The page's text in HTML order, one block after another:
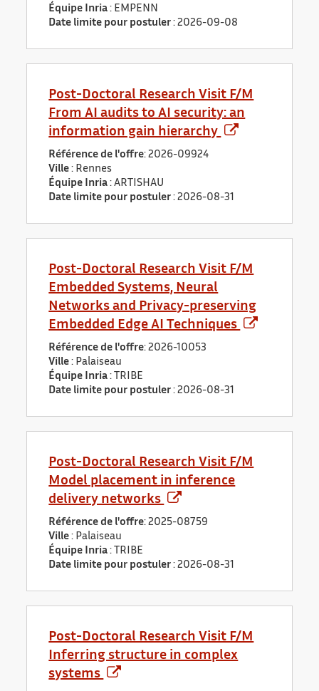
Équipe Inria : EMPENN
Date limite pour postuler :2026-09-08
Post-Doctoral Research Visit F/M
From AI audits to AI security: an
information gain hierarchy
Référence de l'offre: 2026-09924
Ville : Rennes
Équipe Inria : ARTISHAU
Date limite pour postuler :2026-08-31
Post-Doctoral Research Visit F/M
Embedded Systems, Neural
Networks and Privacy-preserving
Embedded Edge AI Techniques
Référence de l'offre: 2026-10053
Ville : Palaiseau
Équipe Inria : TRIBE
Date limite pour postuler :2026-08-31
Post-Doctoral Research Visit F/M
Model placement in inference
delivery networks
Référence de l'offre: 2025-08759
Ville : Palaiseau
Équipe Inria : TRIBE
Date limite pour postuler :2026-08-31
Post-Doctoral Research Visit F/M
Inferring structure in complex
systems